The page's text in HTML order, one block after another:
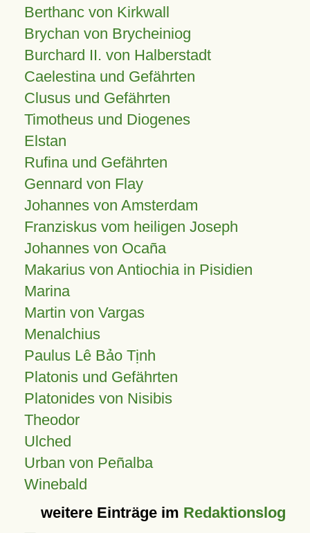
Berthanc von Kirkwall
Brychan von Brycheiniog
Burchard II. von Halberstadt
Caelestina und Gefährten
Clusus und Gefährten
Timotheus und Diogenes
Elstan
Rufina und Gefährten
Gennard von Flay
Johannes von Amsterdam
Franziskus vom heiligen Joseph
Johannes von Ocaña
Makarius von Antiochia in Pisidien
Marina
Martin von Vargas
Menalchius
Paulus Lê Bảo Tịnh
Platonis und Gefährten
Platonides von Nisibis
Theodor
Ulched
Urban von Peñalba
Winebald
weitere Einträge im Redaktionslog